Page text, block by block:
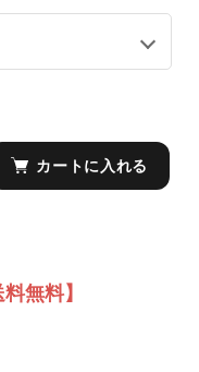
カートに入れる
無料】